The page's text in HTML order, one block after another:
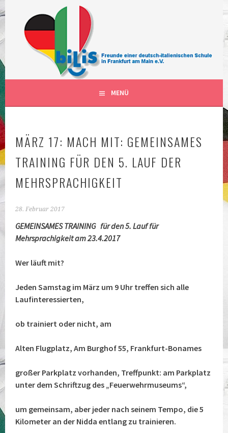
zum
BILIS FRANKFURT AM MAIN
DEUTSCH-ITALIENISCHE
KLASSEN
FÖRDERVEREIN DER DEUTSCH-ITALIENISCHEN
SCHULKLASSEN IN FRANKFURT AM MAIN DEUTSCHLAND
MENÜ
MÄRZ 17: MACH MIT: GEMEINSAMES
TRAINING FÜR DEN 5. LAUF DER
MEHRSPRACHIGKEIT
28. Februar 2017
GEMEINSAMES TRAININGfür den 5.Lauf für
Mehrsprachigkeit am 23.4.2017
Wer läuft mit?
Jeden Samstag im März um 9 Uhr treffen sich alle
Laufinteressierten,
ob trainiert oder nicht, am
Alten Flugplatz, Am Burghof 55, Frankfurt-Bonames
großer Parkplatz vorhanden, Treffpunkt: am Parkplatz
unter dem Schriftzug des „Feuerwehrmuseums“,
um gemeinsam, aber jeder nach seinem Tempo, die 5
Kilometer an der Nidda entlang zu trainieren.